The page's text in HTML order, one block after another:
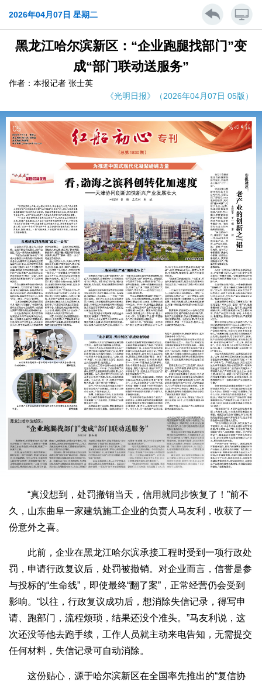
2026年04月07日 星期二
黑龙江哈尔滨新区：“企业跑腿找部门”变
成“部门联动送服务”
作者：本报记者 张士英
《光明日报》（2026年04月07日 05版）
“真没想到，处罚撤销当天，信用就同步恢复了！”前不
久，山东曲阜一家建筑施工企业的负责人马友利，收获了一
份意外之喜。
此前，企业在黑龙江哈尔滨承接工程时受到一项行政处
罚，申请行政复议后，处罚被撤销。对企业而言，信誉是参
与投标的“生命线”，即使最终“翻了案”，正常经营仍会受到
影响。“以往，行政复议成功后，想消除失信记录，得写申
请、跑部门，流程烦琐，结果还没个准头。”马友利说，这
次还没等他去跑手续，工作人员就主动来电告知，无需提交
任何材料，失信记录可自动消除。
这份贴心，源于哈尔滨新区在全国率先推出的“复信协